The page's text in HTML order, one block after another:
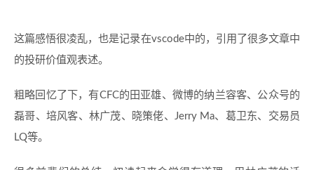
这篇感悟很凌乱，也是记录在vscode中的，引用了很多文章中
的投研价值观表述。
粗略回忆了下，有CFC的田亚雄、微博的纳兰容客、公众号的
磊哥、培风客、林广茂、晓策佬、Jerry Ma、葛卫东、交易员
LQ等。